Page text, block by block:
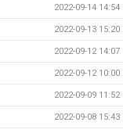
2022-09-14 14:54
2022-09-13 15:20
2022-09-12 14:07
2022-09-12 10:00
2022-09-09 11:52
2022-09-08 15:43